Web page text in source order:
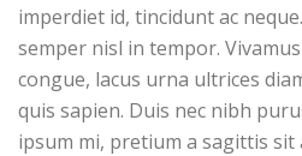
imperdiet id, tincidunt ac
semper nisl in tempor.
congue, lacus urna ultrices
quis sapien. Duis nec nibh
ipsum mi, pretium a sagittis sit